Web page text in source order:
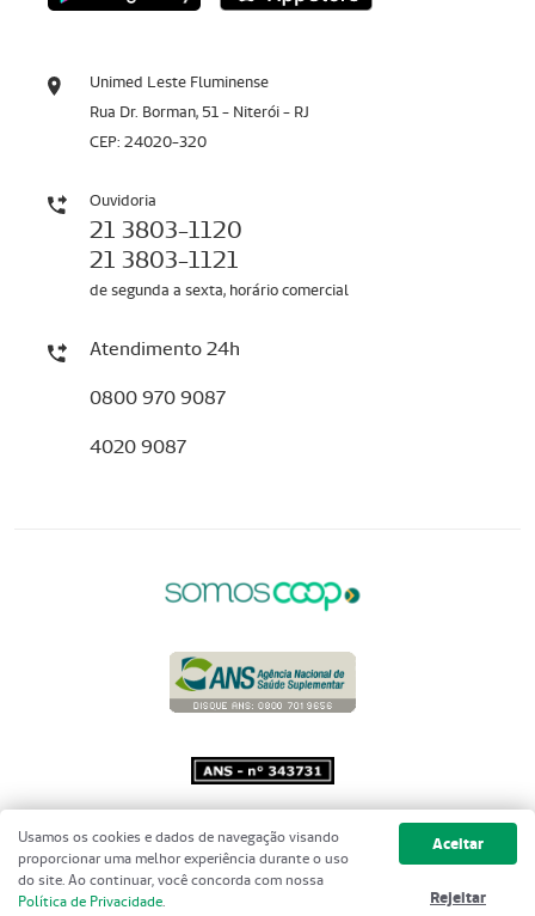
Unimed Leste Fluminense
Rua Dr. Borman, 51 - Niterói - RJ
CEP: 24020-320
Ouvidoria
21 3803-1120
21 3803-1121
de segunda a sexta, horário comercial
Atendimento 24h
0800 970 9087
4020 9087
Copyright 2001 - 2026 Unimed do
Brasil - Todos os direitos reservados
Usamos os cookies e dados de navegação visando
proporcionar uma melhor experiência durante o uso
do site. Ao continuar, você concorda com nossa
Política de Privacidade.
Aceitar
Rejeitar